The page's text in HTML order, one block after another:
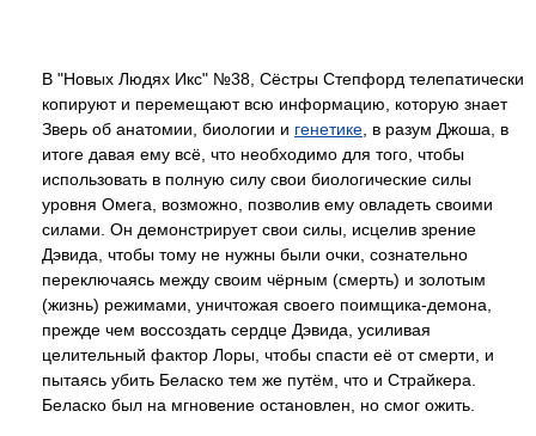
В "Новых Людях Икс" №38, Сёстры Степфорд телепатически
копируют и перемещают всю информацию, которую знает
Зверь об анатомии, биологии и генетике , в разум Джоша, в
итоге давая ему всё, что необходимо для того, чтобы
использовать в полную силу свои биологические силы
уровня Омега, возможно, позволив ему овладеть своими
силами. Он демонстрирует свои силы, исцелив зрение
Дэвида, чтобы тому не нужны были очки, сознательно
переключаясь между своим чёрным (смерть) и золотым
(жизнь) режимами, уничтожая своего поимщика-демона,
прежде чем воссоздать сердце Дэвида, усиливая
целительный фактор Лоры, чтобы спасти её от смерти, и
пытаясь убить Беласко тем же путём, что и Страйкера.
Беласко был на мгновение остановлен, но смог ожить.